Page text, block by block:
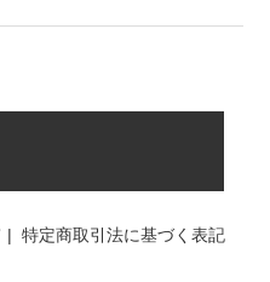
| 特定商取引法に基づく表記